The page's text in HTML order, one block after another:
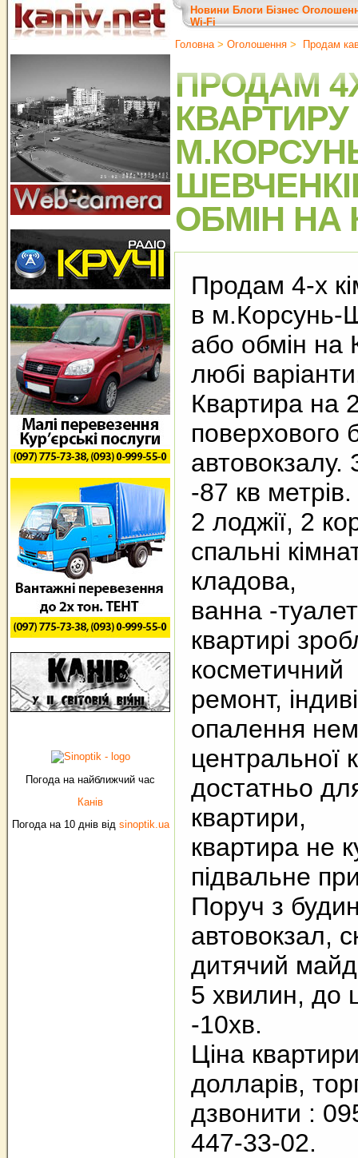
Погода на найближчий час
Канів
Погода на 10 днів від sinoptik.ua
Новини Блоги Бізнес
Wi-Fi
Головна> Оголошення > Продам
ПРОДАМ
КВАРТИРУ
ОБМІН НА
Продам 4-х
в м.Корсунь-
або обмін на
любі
Квартира на
поверхового
-87 кв
2 лоджії, 2
спальні
кладова,
ванна -
квартирі
косметичний
ремонт,
опалення
центральної
достатньо для
квартири,
квартира не
підвальне
Поруч з
автовокзал,
дитячий
5 хвилин, до
-10хв.
Ціна
долларів,
дзвонити :
447-33-02.